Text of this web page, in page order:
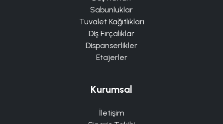
Sabunluklar
Tuvalet Kağıtlıkları
Diş Fırçalıklar
Dispanserlikler
Etajerler
Kurumsal
İletişim